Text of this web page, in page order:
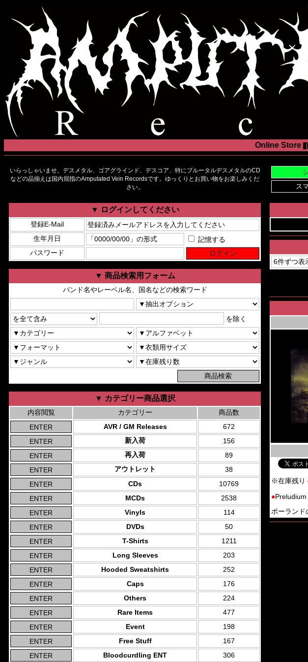
Online Store
いらっしゃいませ。デスメタル、ゴアグラインド、デスコア、特にブルータルデスメタルのCD
などの品揃えは国内屈指のAmputated Vein Recordsです。ゆっくりとお買い物をお楽しみくだ
さい。
▼ ログインしてください
登録E-Mail
生年月日
記憶する
パスワード
▼ 商品検索用フォーム
バンド名やレーベル名、国名などの検索ワード
を除く
▼ カテゴリー商品選択
内容閲覧 カテゴリー
商品数
AVR / GM Releases
672
新入荷
156
再入荷
89
アウトレット
38
CDs
10769
MCDs
2538
Vinyls
114
DVDs
50
T-Shirts
1211
Long Sleeves
203
Hooded Sweatshirts
252
Caps
176
Others
224
Rare Items
477
Event
198
Free Stuff
167
Bloodcurdling ENT
306
※在庫残り
●
ポーランド